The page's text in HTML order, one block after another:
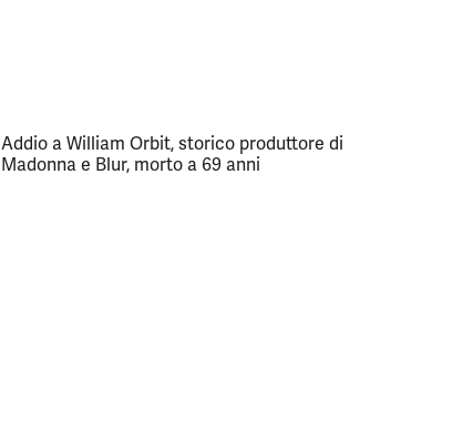
Addio a William Orbit, storico produttore di
Madonna e Blur, morto a 69 anni